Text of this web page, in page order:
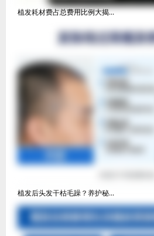
植发耗材费占总费用比例大揭...
植发后头发干枯毛躁？养护秘...